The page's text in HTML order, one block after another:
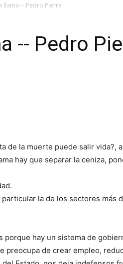
llama -- Pedro Pierre
-- Pedro
de la muerte puede salir vida?,
hay que separar la ceniza,
la de los sectores más
hay un sistema de
preocupa de crear empleo,